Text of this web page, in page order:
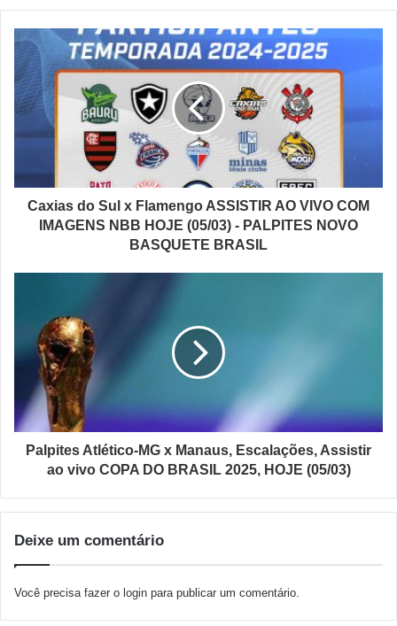
Caxias do Sul x Flamengo ASSISTIR AO VIVO COM
IMAGENS NBB HOJE (05/03) - PALPITES NOVO
BASQUETE BRASIL
Palpites Atlético-MG x Manaus, Escalações, Assistir
ao vivo COPA DO BRASIL 2025, HOJE (05/03)
Deixe um comentário
Você precisa fazer o login para publicar um comentário.